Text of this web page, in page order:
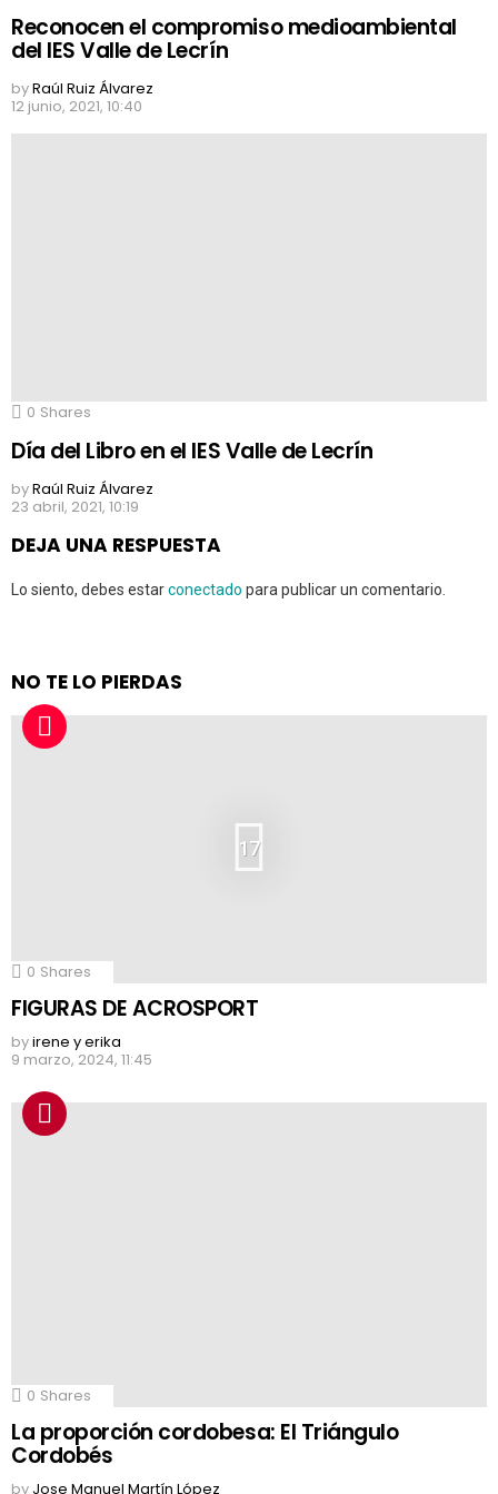
Reconocen el compromiso medioambiental
del IES Valle de Lecrín
byRaúl Ruiz Álvarez
12 junio, 2021, 10:40
0 Shares
Día del Libro en el IES Valle de Lecrín
byRaúl Ruiz Álvarez
23 abril, 2021, 10:19
DEJA UNA RESPUESTA
Lo siento, debes estarconectado para publicar un comentario.
NO TE LO PIERDAS
17
0 Shares
FIGURAS DE ACROSPORT
byirene y erika
9 marzo, 2024, 11:45
0 Shares
La proporción cordobesa: El Triángulo
Cordobés
by Jose Manuel Martín López